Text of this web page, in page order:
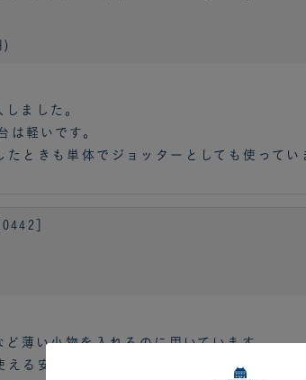
)
ました。
は軽いです。
ときも単体でジョッターとしても使ってい
］
薄い小物を入れるのに用いています。
る安心感と、素早く開閉できる機動力が魅